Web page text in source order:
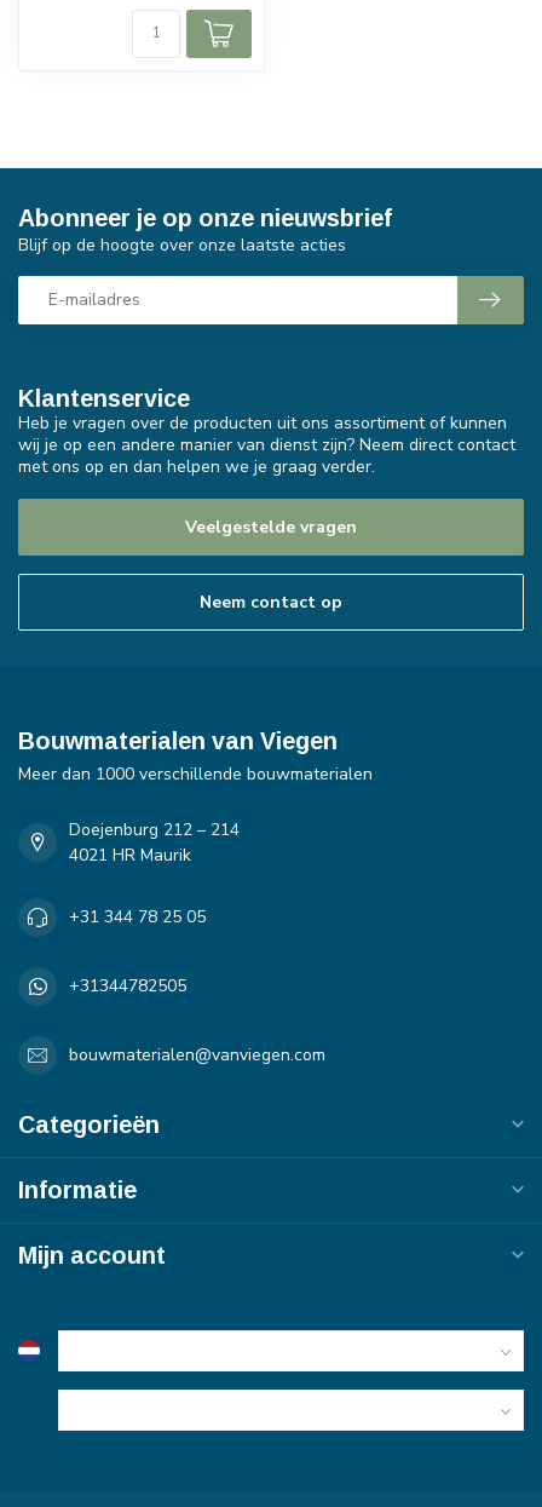
Klantenservice
Heb je vragen over de producten uit ons assortiment of kunnen
wij je op een andere manier van dienst zijn? Neem direct contact
met ons op en dan helpen we je graag verder.
Veelgestelde vragen
Neem contact op
Abonneer je op onze nieuwsbrief
Blijf op de hoogte over onze laatste acties
Bouwmaterialen van Viegen
Meer dan 1000 verschillende bouwmaterialen
Doejenburg 212 – 214
4021 HR Maurik
+31 344 78 25 05
+31344782505
bouwmaterialen@vanviegen.com
Categorieën
Informatie
Mijn account